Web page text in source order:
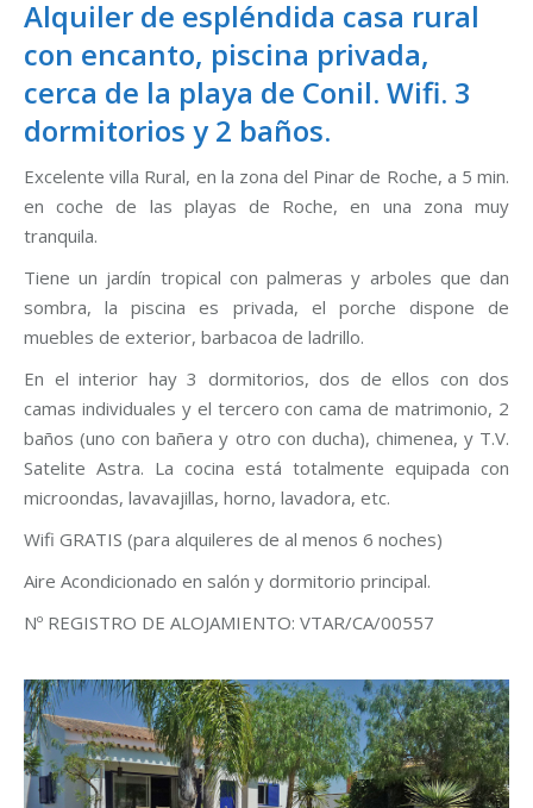
Alquiler de espléndida casa rural
con encanto, piscina privada,
cerca de la playa de Conil. Wifi. 3
dormitorios y 2 baños.
Excelente villa Rural, en la zona del Pinar de Roche, a 5 min.
en coche de las playas de Roche, en una zona muy
tranquila.
Tiene un jardín tropical con palmeras y arboles que dan
sombra, la piscina es privada, el porche dispone de
muebles de exterior, barbacoa de ladrillo.
En el interior hay 3 dormitorios, dos de ellos con dos
camas individuales y el tercero con cama de matrimonio, 2
baños (uno con bañera y otro con ducha), chimenea, y T.V.
Satelite Astra. La cocina está totalmente equipada con
microondas, lavavajillas, horno, lavadora, etc.
Wifi GRATIS (para alquileres de al menos 6 noches)
Aire Acondicionado en salón y dormitorio principal.
Nº REGISTRO DE ALOJAMIENTO: VTAR/CA/00557